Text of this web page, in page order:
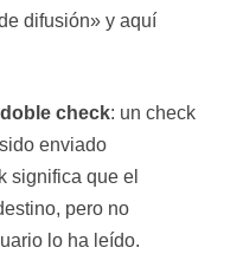
difusión» y aquí
check: un check
enviado
significa que el
pero no
lo ha leído.